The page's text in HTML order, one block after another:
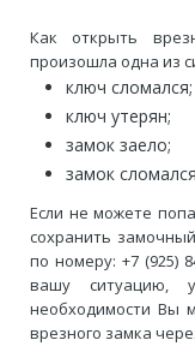
Как открыть
произошла одна из
ключ сломался;
ключ утерян;
замок заело;
замок
Если не можете
сохранить
по номеру: +7 (925)
вашу ситуацию,
необходимости Вы
врезного замка